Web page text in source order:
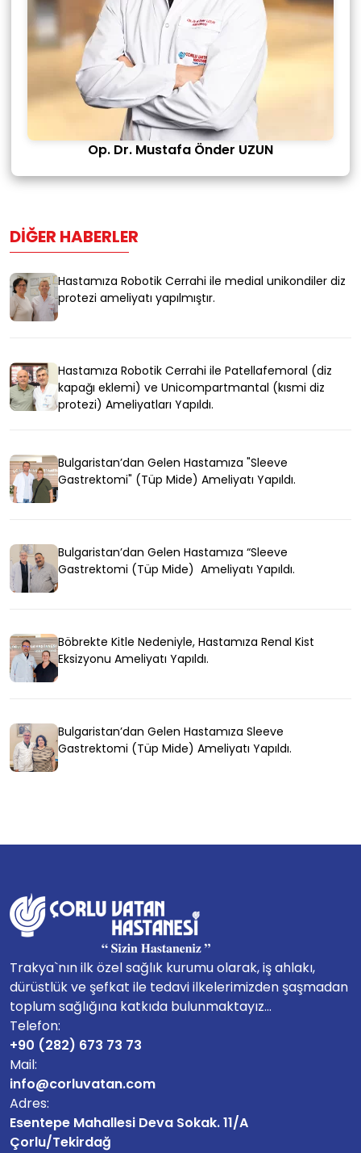
Op. Dr. Mustafa Önder UZUN
DIĞER HABERLER
Hastamıza Robotik Cerrahi ile medial unikondiler diz
protezi ameliyatı yapılmıştır.
Hastamıza Robotik Cerrahi ile Patellafemoral (diz
kapağı eklemi) ve Unicompartmantal (kısmi diz
protezi) Ameliyatları Yapıldı.
Bulgaristan’dan Gelen Hastamıza "Sleeve
Gastrektomi" (Tüp Mide) Ameliyatı Yapıldı.
Bulgaristan’dan Gelen Hastamıza “Sleeve
Gastrektomi (Tüp Mide) Ameliyatı Yapıldı.
Böbrekte Kitle Nedeniyle, Hastamıza Renal Kist
Eksizyonu Ameliyatı Yapıldı.
Bulgaristan’dan Gelen Hastamıza Sleeve
Gastrektomi (Tüp Mide) Ameliyatı Yapıldı.
Trakya`nın ilk özel sağlık kurumu olarak, iş ahlakı,
dürüstlük ve şefkat ile tedavi ilkelerimizden şaşmadan
toplum sağlığına katkıda bulunmaktayız...
Telefon:
+90 (282) 673 73 73
Mail:
info@corluvatan.com
Adres:
Esentepe Mahallesi Deva Sokak. 11/A
Çorlu/Tekirdağ